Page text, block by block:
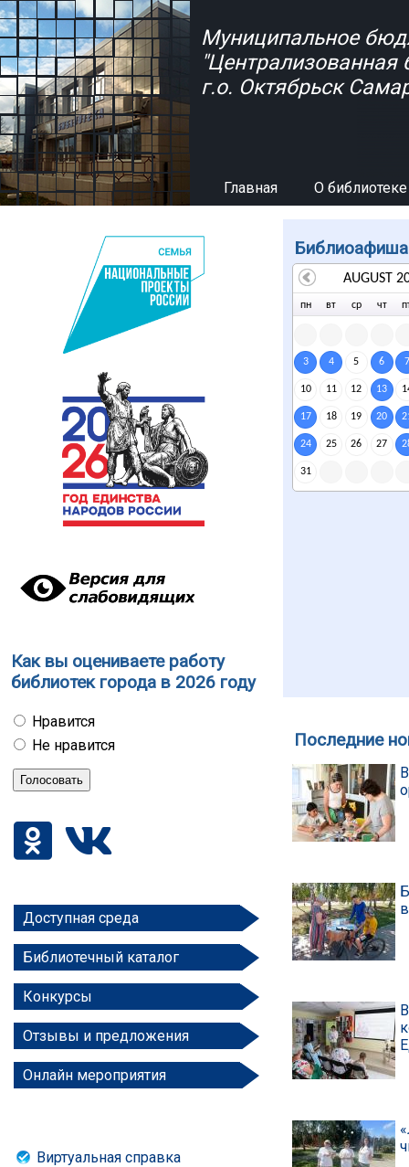
Перейти к основному содержанию
Муниципальное
"Централизованная
г.о. Октябрьск
Главная О библиотеке
Как вы оцениваете работу
библиотек города в 2026 году
Нравится
Не нравится
Доступная среда
Библиотечный каталог
Конкурсы
Отзывы и предложения
Онлайн мероприятия
Виртуальная справка
Библиоафиша
пн вт ср чт
3 4 5 6 7
10 11 12 13
17 18 19 20
24 25 26 27
31
AUGUST
Последние